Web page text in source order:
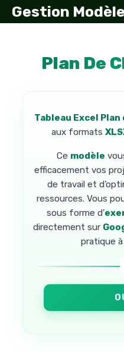
AllerGestion Modèle
Plan De
Tableau Excel Plan
aux formats
Ce modèle
efficacement vos
de travail et
ressources. Vous
sous forme d’
directement sur
pratique